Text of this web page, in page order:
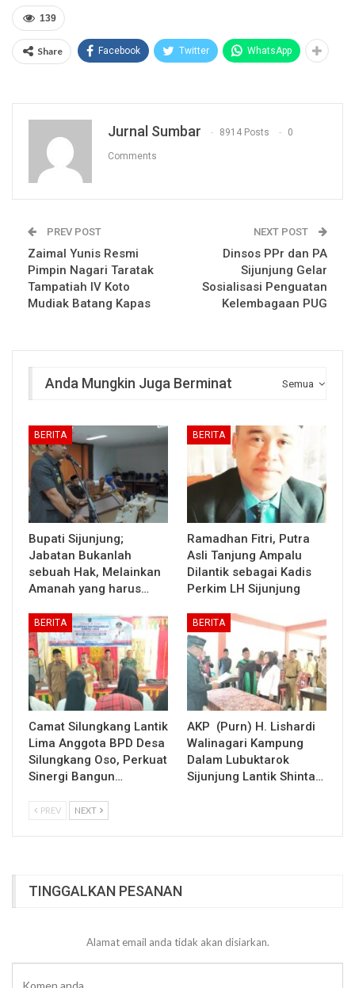
139
Share Facebook Twitter WhatsApp
Jurnal Sumbar 8914 Posts 0
Comments
PREV POST
Zaimal Yunis Resmi
Pimpin Nagari Taratak
Tampatiah IV Koto
Mudiak Batang Kapas
NEXT POST
Dinsos PPr dan PA
Sijunjung Gelar
Sosialisasi Penguatan
Kelembagaan PUG
Semua
Anda Mungkin Juga Berminat
BERITA
Bupati Sijunjung;
Jabatan Bukanlah
sebuah Hak, Melainkan
Amanah yang harus…
BERITA
Ramadhan Fitri, Putra
Asli Tanjung Ampalu
Dilantik sebagai Kadis
Perkim LH Sijunjung
BERITA
Camat Silungkang Lantik
Lima Anggota BPD Desa
Silungkang Oso, Perkuat
Sinergi Bangun…
BERITA
AKP (Purn) H. Lishardi
Walinagari Kampung
Dalam Lubuktarok
Sijunjung Lantik Shinta…
PREV NEXT
TINGGALKAN PESANAN
Alamat email anda tidak akan disiarkan.